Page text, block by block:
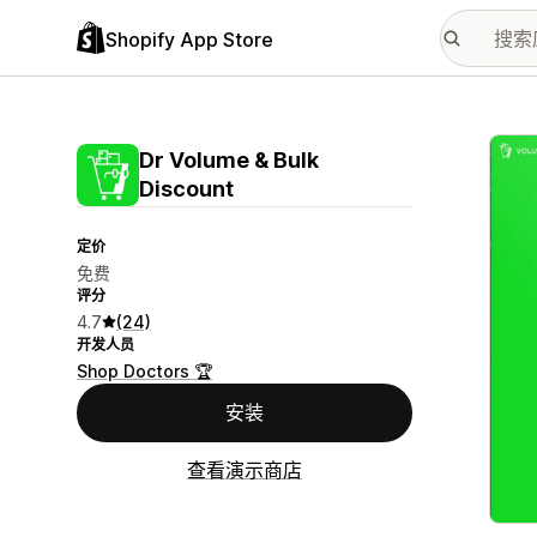
Shopify App Store
Dr Volume & Bulk
Discount
定价
免费
评分
4.7 (24)
开发人员
Shop Doctors 🏆
安装
查看演示商店
配图